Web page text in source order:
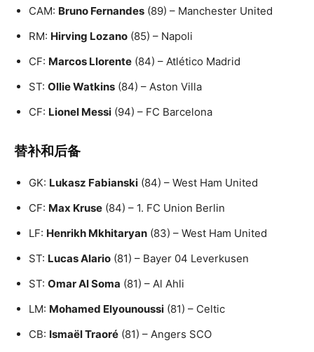
CAM: Bruno Fernandes (89) – Manchester United
RM: Hirving Lozano (85) – Napoli
CF: Marcos Llorente (84) – Atlético Madrid
ST: Ollie Watkins (84) – Aston Villa
CF: Lionel Messi (94) – FC Barcelona
替补和后备
GK: Lukasz Fabianski (84) – West Ham United
CF: Max Kruse (84) – 1. FC Union Berlin
LF: Henrikh Mkhitaryan (83) – West Ham United
ST: Lucas Alario (81) – Bayer 04 Leverkusen
ST: Omar Al Soma (81) – Al Ahli
LM: Mohamed Elyounoussi (81) – Celtic
CB: Ismaël Traoré (81) – Angers SCO